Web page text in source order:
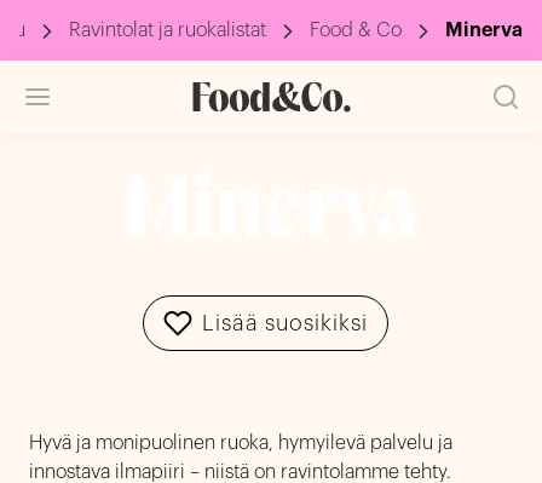
Ravintolat ja ruokalistat Food & Co Minerva
Lisää suosikiksi
Hyvä ja monipuolinen ruoka, hymyilevä palvelu ja
innostava ilmapiiri – niistä on ravintolamme tehty.